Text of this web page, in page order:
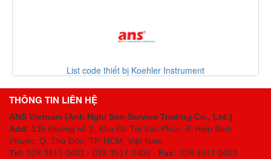
List code thiết bị Koehler Instrument
THÔNG TIN LIÊN HỆ
ANS Vietnam (Anh Nghi Son Service Trading Co., Ltd.)
Add: 135 Đường số 2, Khu Đô Thị Vạn Phúc, P. Hiệp Bình
Phước, Q. Thủ Đức, TP. HCM , Việt Nam
Tel: 028 3517 0401 - 028 3517 0402 - Fax: 028 3517 0403